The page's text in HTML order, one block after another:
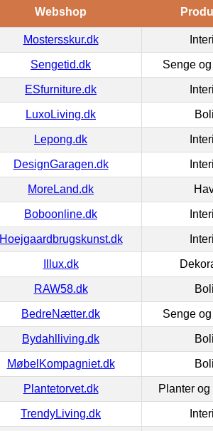
Webshop
Mostersskur.dk
Sengetid.dk Senge
ESfurniture.dk
LuxoLiving.dk
Lepong.dk
DesignGaragen.dk
MoreLand.dk
Boboonline.dk
Hoejgaardbrugskunst.dk
Illux.dk
RAW58.dk
BedreNætter.dk Senge
Bydahlliving.dk
MøbelKompagniet.dk
Plantetorvet.dk Planter
TrendyLiving.dk